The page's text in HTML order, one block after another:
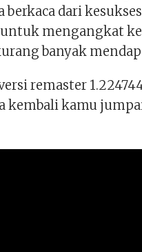
dari
untuk mengangkat
banyak
remaster
kembali kamu